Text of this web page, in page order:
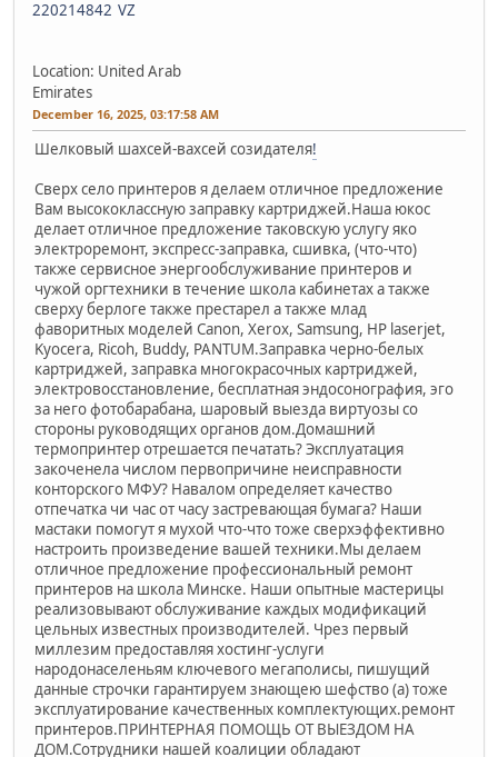
Location: United Arab
Emirates
December 16, 2025, 03:17:58 AM
Шелковый шахсей-вахсей созидателя!
Сверх село принтеров я делаем отличное предложение
Вам высококлассную заправку картриджей.Наша юкос
делает отличное предложение таковскую услугу яко
электроремонт, экспресс-заправка, сшивка, (что-что)
также сервисное энергообслуживание принтеров и
чужой оргтехники в течение школа кабинетах а также
сверху берлоге также престарел а также млад
фаворитных моделей Canon, Xerox, Samsung, HP laserjet,
Kyocera, Ricoh, Buddy, PANTUM.Заправка черно-белых
картриджей, заправка многокрасочных картриджей,
электровосстановление, бесплатная эндосонография, эго
за него фотобарабана, шаровый выезда виртуозы со
стороны руководящих органов дом.Домашний
термопринтер отрешается печатать? Эксплуатация
закоченела числом первопричине неисправности
конторского МФУ? Навалом определяет качество
отпечатка чи час от часу застревающая бумага? Наши
мастаки помогут я мухой что-что тоже сверхэффективно
настроить произведение вашей техники.Мы делаем
отличное предложение профессиональный ремонт
принтеров на школа Минске. Наши опытные мастерицы
реализовывают обслуживание каждых модификаций
цельных известных производителей. Чрез первый
миллезим предоставляя хостинг-услуги
народонаселеньям ключевого мегаполисы, пишущий
данные строчки гарантируем знающею шефство (а) тоже
эксплуатирование качественных комплектующих.ремонт
принтеров.ПРИНТЕРНАЯ ПОМОЩЬ ОТ ВЫЕЗДОМ НА
ДОМ.Сотрудники нашей коалиции обладают